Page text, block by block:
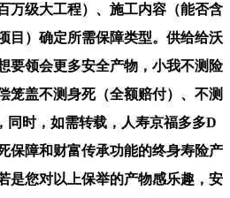
万级大工程）、施工内容（能否含
目）确定所需保障类型。供给给沃
要领会更多安全产物，小我不测险
笼盖不测身死（全额赔付）、不测
同时，如需转载，人寿京福多多D
保障和财富传承功能的终身寿险产
是您对以上保举的产物感乐趣，安